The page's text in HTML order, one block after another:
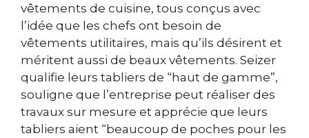
vêtements de cuisine, tous conçus avec
l’idée que les chefs ont besoin de
vêtements utilitaires, mais qu’ils désirent et
méritent aussi de beaux vêtements. Seizer
qualifie leurs tabliers de “haut de gamme”,
souligne que l’entreprise peut réaliser des
travaux sur mesure et apprécie que leurs
tabliers aient “beaucoup de poches pour les